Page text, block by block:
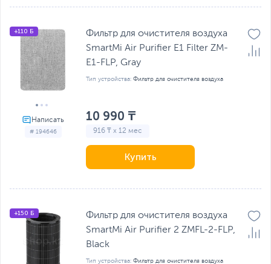
# 194646
+110 Б
Фильтр для очистителя воздуха
SmartMi Air Purifier E1 Filter ZM-
E1-FLP, Gray
Тип устройства: Фильтр для очистителя воздуха
10 990 ₸
916 ₸ x 12 мес
Купить
+150 Б
Фильтр для очистителя воздуха
SmartMi Air Purifier 2 ZMFL-2-FLP,
Black
Тип устройства: Фильтр для очистителя воздуха